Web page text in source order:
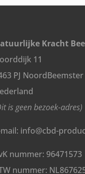
Kracht
11
PJ NoordBeemster
is geen bezoek-adres)
mail: info@cbd-
nummer: 96471573
nummer: